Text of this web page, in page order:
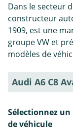
Dans le secteur
constructeur
1909, est une
groupe VW et
modèles de
Audi A6 C8
Sélectionnez un
de véhicule